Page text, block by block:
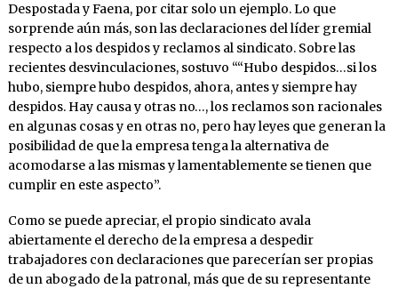
Despostada y Faena, por citar solo un ejemplo. Lo que
sorprende aún más, son las declaraciones del líder gremial
respecto a los despidos y reclamos al sindicato. Sobre las
recientes desvinculaciones, sostuvo ““Hubo despidos…si los
hubo, siempre hubo despidos, ahora, antes y siempre hay
despidos. Hay causa y otras no…, los reclamos son racionales
en algunas cosas y en otras no, pero hay leyes que generan la
posibilidad de que la empresa tenga la alternativa de
acomodarse a las mismas y lamentablemente se tienen que
cumplir en este aspecto”.
Como se puede apreciar, el propio sindicato avala
abiertamente el derecho de la empresa a despedir
trabajadores con declaraciones que parecerían ser propias
de un abogado de la patronal, más que de su representante